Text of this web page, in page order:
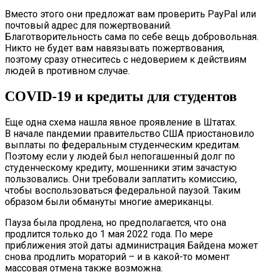
Вместо этого они предложат вам проверить PayPal или
почтовый адрес для пожертвований.
Благотворительность сама по себе вещь добровольная.
Никто не будет вам навязывать пожертвования,
поэтому сразу отнеситесь с недоверием к действиям
людей в противном случае.
COVID-19 и кредиты для студентов
Еще одна схема нашла явное проявление в Штатах.
В начале пандемии правительство США приостановило
выплаты по федеральным студенческим кредитам.
Поэтому если у людей был непогашенный долг по
студенческому кредиту, мошенники этим зачастую
пользовались. Они требовали заплатить комиссию,
чтобы воспользоваться федеральной паузой. Таким
образом были обмануты многие американцы.
Пауза была продлена, но предполагается, что она
продлится только до 1 мая 2022 года. По мере
приближения этой даты администрация Байдена может
снова продлить мораторий – и в какой-то момент
массовая отмена также возможна.